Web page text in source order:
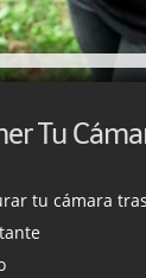
tu cámara